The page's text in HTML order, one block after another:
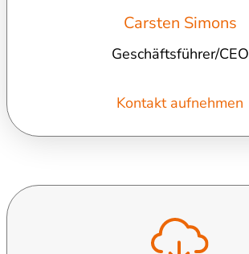
Carsten Simons
Geschäftsführer/CEO
Kontakt aufnehmen